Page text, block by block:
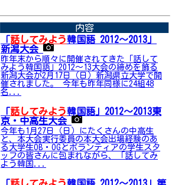
内容
「話してみよう韓国語 2012～2013」
新潟大会
昨年末から順々に開催されてきた「話して
みよう韓国語」2012～13大会の締めを飾る
新潟大会が2月17日（日）新潟県立大学で開
催されました。 今年も昨年同様に24組48
名...
「話してみよう韓国語」2012～2013東
京・中高生大会
今年も1月27日（日）にたくさんの中高生
と、本大会実行委員の本大会出場経験のあ
る大学生OB・OGとボランティアの学生スタ
ッフの皆さんに包まれながら、「話してみ
よう韓国...